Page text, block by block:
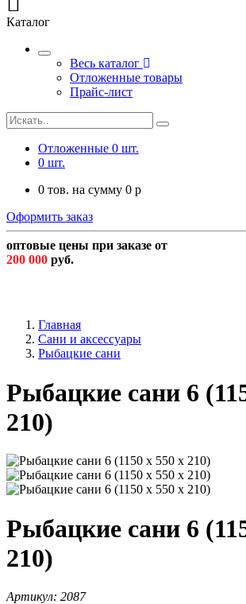
Каталог
Весь каталог
Отложенные товары
Прайс-лист
Отложенные 0 шт.
0 шт.
0 тов. на сумму 0 p
Оформить заказ
оптовые цены при заказе от
200 000 руб.
Главная
Сани и аксессуары
Рыбацкие сани
Рыбацкие сани 6
210)
Рыбацкие сани 6
210)
Артикул: 2087